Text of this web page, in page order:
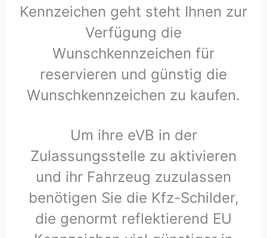
Kennzeichen geht steht Ihnen zur
Verfügung die
Wunschkennzeichen für
reservieren und günstig die
Wunschkennzeichen zu kaufen.
Um ihre eVB in der
Zulassungsstelle zu aktivieren
und ihr Fahrzeug zuzulassen
benötigen Sie die Kfz-Schilder,
die genormt reflektierend EU